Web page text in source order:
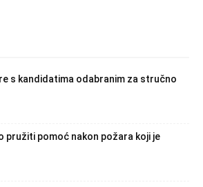
s kandidatima odabranim za stručno
pružiti pomoć nakon požara koji je